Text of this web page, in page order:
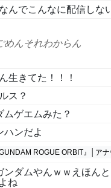
んでこんなに配信しな
めんそれわからん
生きてた！！！
ス？
ムゲエムみた？
ハンだよ
GUNDAM ROGUE ORBIT』│アナ
ンダムやんｗｗえほん
ね